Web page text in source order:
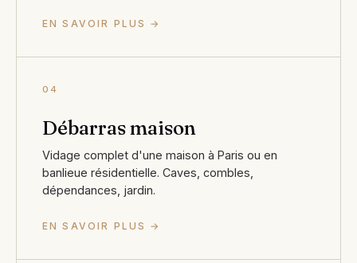
EN SAVOIR PLUS →
04
Débarras maison
Vidage complet d'une maison à Paris ou en
banlieue résidentielle. Caves, combles,
dépendances, jardin.
EN SAVOIR PLUS →